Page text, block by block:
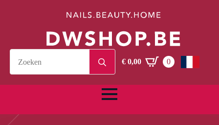
for:€0,00 0